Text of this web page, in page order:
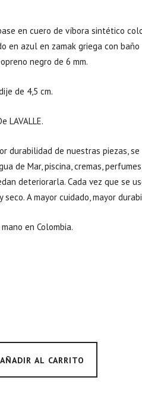
en cuero de víbora sintético
en azul en zamak griega con
negro de 6 mm.
de 4,5 cm.
LAVALLE.
durabilidad de nuestras piezas,
de Mar, piscina, cremas,
deteriorarla. Cada vez que se
seco. A mayor cuidado, mayor
en Colombia.
AÑADIR AL CARRITO